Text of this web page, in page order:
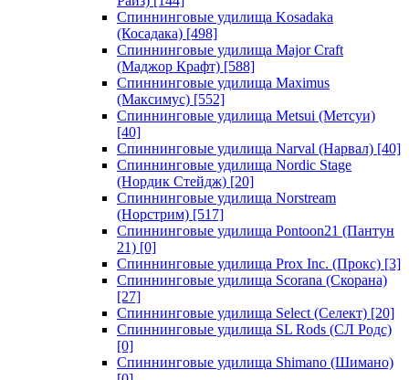
Спиннинговые удилища Kosadaka
(Косадака) [498]
Спиннинговые удилища Major Craft
(Маджор Крафт) [588]
Спиннинговые удилища Maximus
(Максимус) [552]
Спиннинговые удилища Metsui (Метсуи)
[40]
Спиннинговые удилища Narval (Нарвал) [40]
Спиннинговые удилища Nordic Stage
(Нордик Стейдж) [20]
Спиннинговые удилища Norstream
(Норстрим) [517]
Спиннинговые удилища Pontoon21 (Пантун
21) [0]
Спиннинговые удилища Prox Inc. (Прокс) [3]
Спиннинговые удилища Scorana (Скорана)
[27]
Спиннинговые удилища Select (Селект) [20]
Спиннинговые удилища SL Rods (СЛ Родс)
[0]
Спиннинговые удилища Shimano (Шимано)